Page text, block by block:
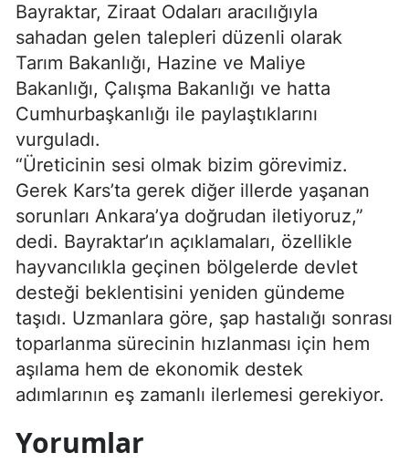
Bayraktar, Ziraat Odaları aracılığıyla
sahadan gelen talepleri düzenli olarak
Tarım Bakanlığı, Hazine ve Maliye
Bakanlığı, Çalışma Bakanlığı ve hatta
Cumhurbaşkanlığı ile paylaştıklarını
vurguladı.
“Üreticinin sesi olmak bizim görevimiz.
Gerek Kars’ta gerek diğer illerde yaşanan
sorunları Ankara’ya doğrudan iletiyoruz,”
dedi. Bayraktar’ın açıklamaları, özellikle
hayvancılıkla geçinen bölgelerde devlet
desteği beklentisini yeniden gündeme
taşıdı. Uzmanlara göre, şap hastalığı sonrası
toparlanma sürecinin hızlanması için hem
aşılama hem de ekonomik destek
adımlarının eş zamanlı ilerlemesi gerekiyor.
Yorumlar